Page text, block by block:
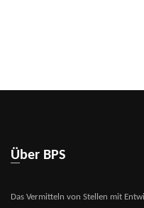
Über BPS
Das Vermitteln von Stellen mit